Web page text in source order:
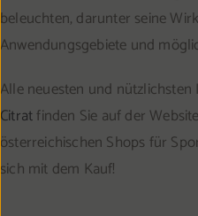
beleuchten, darunter seine
Anwendungsgebiete und
Alle neuesten und
Citratfinden Sie auf der
österreichischen Shops für
sich mit dem Kauf!